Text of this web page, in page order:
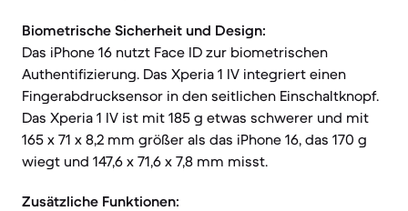
Biometrische Sicherheit und Design:
Das iPhone 16 nutzt Face ID zur biometrischen
Authentifizierung. Das Xperia 1 IV integriert einen
Fingerabdrucksensor in den seitlichen Einschaltknopf.
Das Xperia 1 IV ist mit 185 g etwas schwerer und mit
165 x 71 x 8,2 mm größer als das iPhone 16, das 170 g
wiegt und 147,6 x 71,6 x 7,8 mm misst.
Zusätzliche Funktionen: